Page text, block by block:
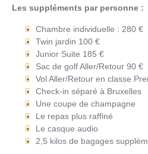
Les suppléments par personne :
Chambre individuelle : 280 €
Twin jardin 100 €
Junior Suite 185 €
Sac de golf Aller/Retour 90 €
Vol Aller/Retour en classe
Check-in séparé à Bruxelles
Une coupe de champagne
Le repas plus raffiné
Le casque audio
2,5 kilos de bagages